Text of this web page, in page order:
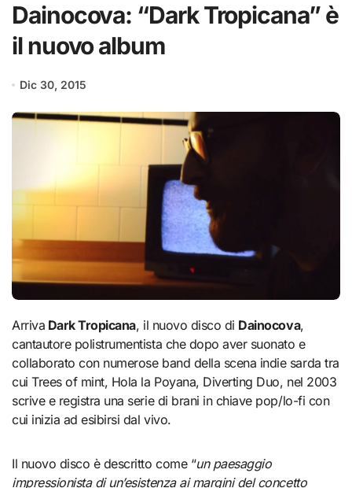
Dainocova: “Dark Tropicana” è
il nuovo album
Dic 30, 2015
Arriva Dark Tropicana, il nuovo disco di Dainocova,
cantautore polistrumentista che dopo aver suonato e
collaborato con numerose band della scena indie sarda tra
cui Trees of mint, Hola la Poyana, Diverting Duo, nel 2003
scrive e registra una serie di brani in chiave pop/lo-fi con
cui inizia ad esibirsi dal vivo.
Il nuovo disco è descritto come “un paesaggio
impressionista di un’esistenza ai margini del concetto